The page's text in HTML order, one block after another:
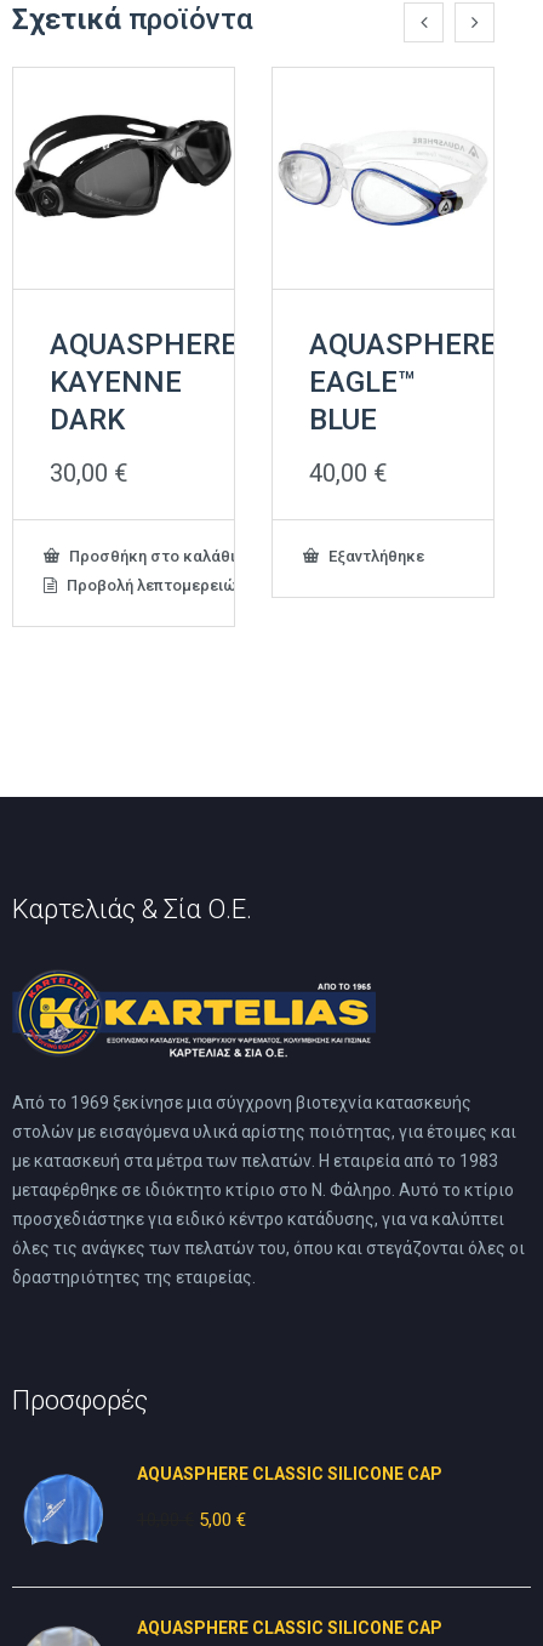
Σχετικά προϊόντα
AQUASPHERE
KAYENNE
DARK
30,00 €
Προσθήκη στο καλάθι
Προβολή λεπτομερειών
AQUASPHERE
EAGLE™
BLUE
40,00 €
Εξαντλήθηκε
Καρτελιάς & Σία Ο.Ε.
Από το 1969 ξεκίνησε μια σύγχρονη βιοτεχνία κατασκευής
στολών με εισαγόμενα υλικά αρίστης ποιότητας, για έτοιμες και
με κατασκευή στα μέτρα των πελατών. Η εταιρεία από το 1983
μεταφέρθηκε σε ιδιόκτητο κτίριο στο Ν. Φάληρο. Αυτό το κτίριο
προσχεδιάστηκε για ειδικό κέντρο κατάδυσης, για να καλύπτει
όλες τις ανάγκες των πελατών του, όπου και στεγάζονται όλες οι
δραστηριότητες της εταιρείας.
Προσφορές
AQUASPHERE CLASSIC SILICONE CAP
Original
5,00 €Η
5,00 €.
AQUASPHERE CLASSIC SILICONE CAP